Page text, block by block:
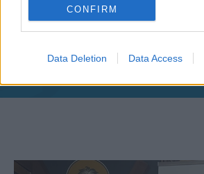
CONFIRM
Data Deletion Data Access
παντού…